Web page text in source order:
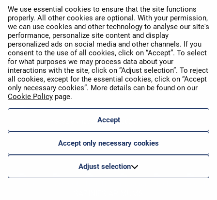
We use essential cookies to ensure that the site functions
properly. All other cookies are optional. With your permission,
we can use cookies and other technology to analyse our site's
performance, personalize site content and display
personalized ads on social media and other channels. If you
consent to the use of all cookies, click on “Accept”. To select
for what purposes we may process data about your
interactions with the site, click on “Adjust selection”. To reject
all cookies, except for the essential cookies, click on “Accept
only necessary cookies”. More details can be found on our
Cookie Policy page.
Accept
Accept only necessary cookies
Adjust selection
Wi-Fi Eiropā
APEX 2026 Five Star Major
Airline Award
Pasažieru izvēles balva 2025